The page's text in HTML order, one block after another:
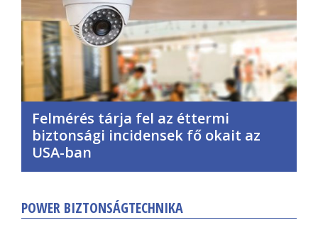
Felmérés tárja fel az éttermi
biztonsági incidensek fő okait az
USA-ban
POWER BIZTONSÁGTECHNIKA